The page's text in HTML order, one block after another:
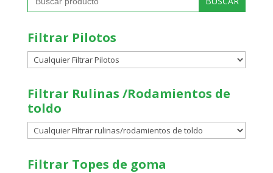
Filtrar Pilotos
Filtrar Rulinas /Rodamientos de
toldo
Filtrar Topes de goma